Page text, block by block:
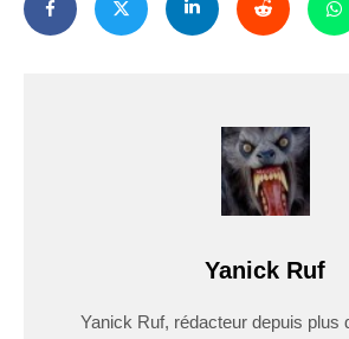
Yanick Ruf
Yanick Ruf, rédacteur depuis plus